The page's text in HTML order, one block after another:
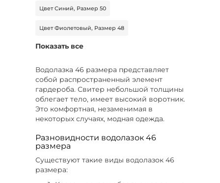
Цвет Синий, Размер 50
Цвет Фиолетовый, Размер 48
Цвет Красный, Размер 68-70
Цвет Красный, Размер 54
Цвет Черный, Размер 60
Цвет Черный, Размер 46
Цвет Черный, Размер 56-58
Цвет Фиолетовый, Размер 48-50
Показать все
Водолазка 46 размера представляет
собой распространенный элемент
гардероба. Свитер небольшой толщины
облегает тело, имеет высокий воротник.
Это комфортная, незаменимая в
некоторых случаях, модная одежда.
Разновидности водолазок 46
размера
Существуют такие виды водолазок 46
размера: